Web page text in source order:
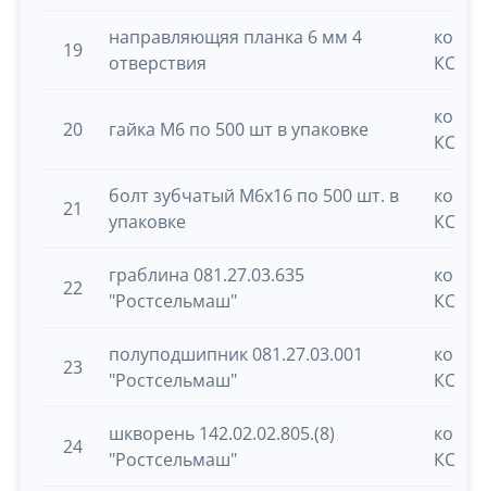
19
направляющяя планка 6 мм 4
отверствия
КСУ-
20 гайка М6 по 500 шт в упаковке
КСУ-
21
болт зубчатый М6х16 по 500 шт. в
упаковке
КСУ-
22
граблина 081.27.03.635
"Ростсельмаш"
КСУ-
23
полуподшипник 081.27.03.001
"Ростсельмаш"
КСУ-
24
шкворень 142.02.02.805.(8)
"Ростсельмаш"
КСУ-